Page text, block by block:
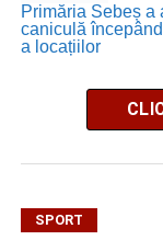
Primăria Sebeș a
caniculă
a locațiilor
SPORT